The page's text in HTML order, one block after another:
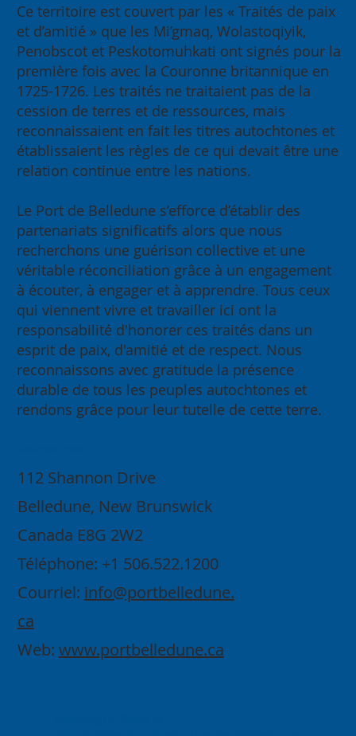
112 Shannon Drive
Belledune, New Brunswick
Canada E8G 2W2
Téléphone: +1 506.522.1200
Courriel: info@portbelledune.
ca
Web: www.portbelledune.ca
Ce territoire est couvert par les « Traités de paix
et d’amitié » que les Mi’gmaq, Wolastoqiyik,
Penobscot et Peskotomuhkati ont signés pour la
première fois avec la Couronne britannique en
1725-1726. Les traités ne traitaient pas de la
cession de terres et de ressources, mais
reconnaissaient en fait les titres autochtones et
établissaient les règles de ce qui devait être une
relation continue entre les nations.
Le Port de Belledune s’efforce d’établir des
partenariats significatifs alors que nous
recherchons une guérison collective et une
véritable réconciliation grâce à un engagement
à écouter, à engager et à apprendre. Tous ceux
qui viennent vivre et travailler ici ont la
responsabilité d'honorer ces traités dans un
esprit de paix, d'amitié et de respect. Nous
reconnaissons avec gratitude la présence
durable de tous les peuples autochtones et
rendons grâce pour leur tutelle de cette terre.